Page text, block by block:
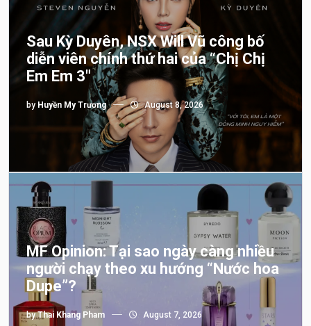
Sau Kỳ Duyên, NSX Will Vũ công bố
diễn viên chính thứ hai của “Chị Chị
Em Em 3″
by Huyền My Trương August 8, 2026
MF Opinion: Tại sao ngày càng nhiều
người chạy theo xu hướng “Nước hoa
Dupe”?
byThai Khang Pham August 7, 2026